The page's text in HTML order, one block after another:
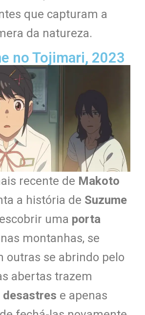
que capturam a
da natureza.
no Tojimari, 2023
recente de Makoto
a história de Suzume
uma porta
nas montanhas, se
outras se abrindo pelo
abertas trazem
desastres e apenas